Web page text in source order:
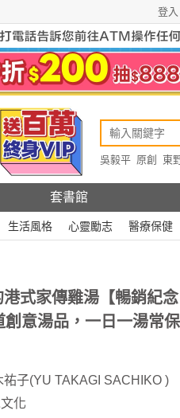
登入
吳毅平 原創
東
套書館
生活風格 心靈勵志 醫療保健
式家傳雞湯【暢銷紀念
創意湯品，一日一湯常
祐子(YU TAKAGI SACHIKO )
化